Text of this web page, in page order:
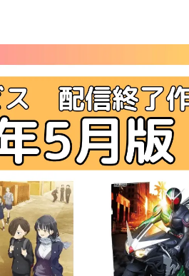
実写化映画一覧
男性声優/女性声優一覧
FOLLOW US